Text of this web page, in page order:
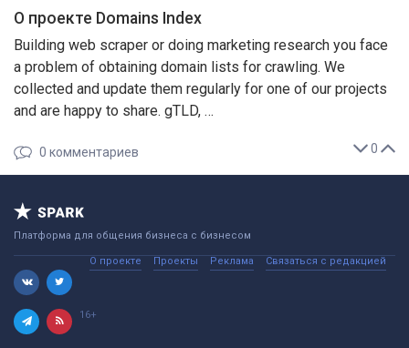
О проекте Domains Index
Building web scraper or doing marketing research you face
a problem of obtaining domain lists for crawling. We
collected and update them regularly for one of our projects
and are happy to share. gTLD, …
0
0 комментариев
Платформа для общения бизнеса с бизнесом
О проекте Проекты Реклама Связаться с редакцией
16+